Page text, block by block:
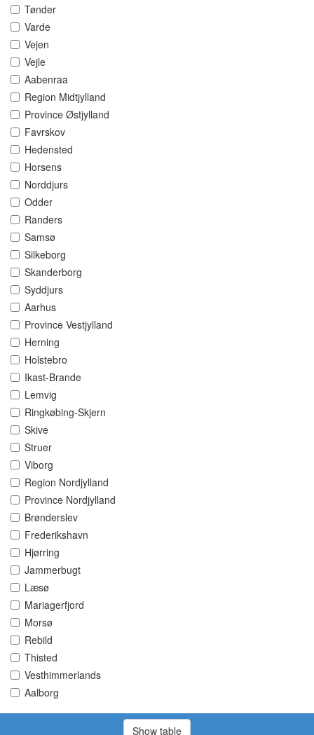
Tønder
Varde
Vejen
Vejle
Aabenraa
Region Midtjylland
Province Østjylland
Favrskov
Hedensted
Horsens
Norddjurs
Odder
Randers
Samsø
Silkeborg
Skanderborg
Syddjurs
Aarhus
Province Vestjylland
Herning
Holstebro
Ikast-Brande
Lemvig
Ringkøbing-Skjern
Skive
Struer
Viborg
Region Nordjylland
Province Nordjylland
Brønderslev
Frederikshavn
Hjørring
Jammerbugt
Læsø
Mariagerfjord
Morsø
Rebild
Thisted
Vesthimmerlands
Aalborg
Show table